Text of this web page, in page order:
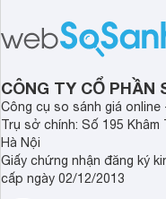
CÔNG TY CỔ PHẦN
Công cụ so sánh giá online
Trụ sở chính: Số 195
Hà Nội
Giấy chứng nhận đăng ký
cấp ngày 02/12/2013